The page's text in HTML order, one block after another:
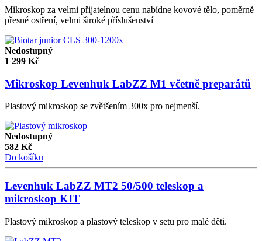
Mikroskop za velmi přijatelnou cenu nabídne kovové tělo, poměrně
přesné ostření, velmi široké příslušenství
Nedostupný
1 299 Kč
Mikroskop Levenhuk LabZZ M1 včetně preparátů
Plastový mikroskop se zvětšením 300x pro nejmenší.
Nedostupný
582 Kč
Do košíku
Levenhuk LabZZ MT2 50/500 teleskop a
mikroskop KIT
Plastový mikroskop a plastový teleskop v setu pro malé děti.